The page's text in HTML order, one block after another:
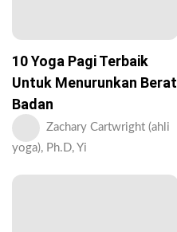
10 Yoga Pagi Terbaik
Untuk Menurunkan Berat
Badan
Zachary Cartwright (ahli
yoga), Ph.D, Yi